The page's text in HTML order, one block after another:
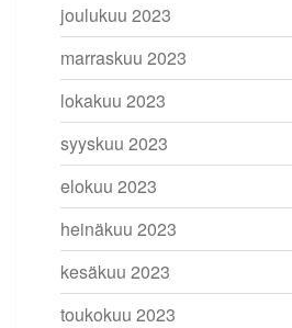
joulukuu 2023
marraskuu 2023
lokakuu 2023
syyskuu 2023
elokuu 2023
heinäkuu 2023
kesäkuu 2023
toukokuu 2023